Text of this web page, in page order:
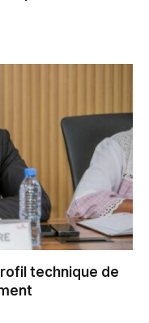
technique de